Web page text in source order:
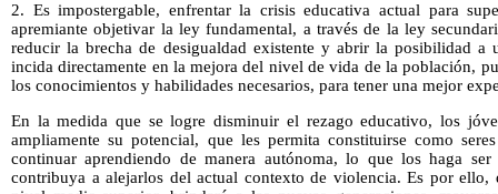
2. Es impostergable, enfrentar la crisis educativa actual para
apremiante objetivar la ley fundamental, a través de la ley
reducir la brecha de desigualdad existente y abrir la posibilidad a
incida directamente en la mejora del nivel de vida de la población,
los conocimientos y habilidades necesarios, para tener una mejor
En la medida que se logre disminuir el rezago educativo, los
ampliamente su potencial, que les permita constituirse como
continuar aprendiendo de manera autónoma, lo que los haga
contribuya a alejarlos del actual contexto de violencia. Es por ello,